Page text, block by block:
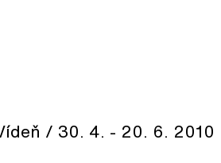
/ 30. 4. - 20. 6. 2010